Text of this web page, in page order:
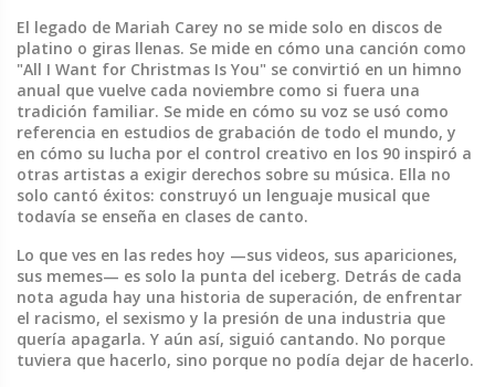
El legado de Mariah Carey no se mide solo en discos de
platino o giras llenas. Se mide en cómo una canción como
"All I Want for Christmas Is You" se convirtió en un himno
anual que vuelve cada noviembre como si fuera una
tradición familiar. Se mide en cómo su voz se usó como
referencia en estudios de grabación de todo el mundo, y
en cómo su lucha por el control creativo en los 90 inspiró a
otras artistas a exigir derechos sobre su música. Ella no
solo cantó éxitos: construyó un lenguaje musical que
todavía se enseña en clases de canto.
Lo que ves en las redes hoy —sus videos, sus apariciones,
sus memes— es solo la punta del iceberg. Detrás de cada
nota aguda hay una historia de superación, de enfrentar
el racismo, el sexismo y la presión de una industria que
quería apagarla. Y aún así, siguió cantando. No porque
tuviera que hacerlo, sino porque no podía dejar de hacerlo.